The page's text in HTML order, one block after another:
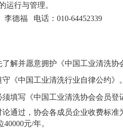
运行与管理。
李德福 电话：010-64452339
解并愿意拥护《中国工业清洗协
《中国工业清洗行业自律公约》
填写《中国工业清洗协会会员登
通过，协会各成员企业收费标准
元/年。